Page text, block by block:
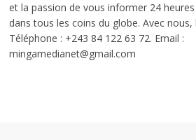
et la passion de vous informer 24
dans tous les coins du globe. Avec nous,
Téléphone : +243 84 122 63 72. Email :
mingamedianet@gmail.com